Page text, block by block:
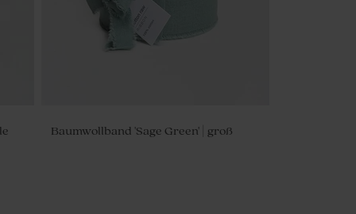
Baumwollband 'Sage Green' | groß